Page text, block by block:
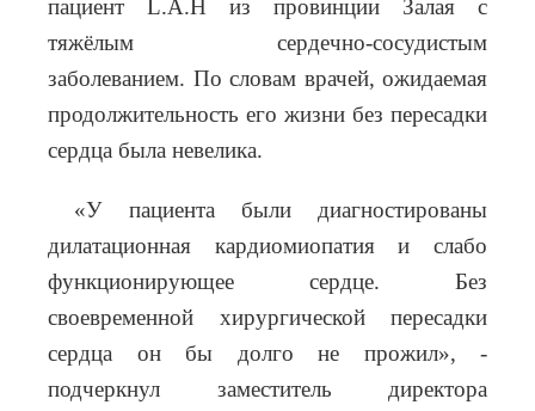
пациент L.A.H из провинции Залая с
тяжёлым сердечно-сосудистым
заболеванием. По словам врачей, ожидаемая
продолжительность его жизни без пересадки
сердца была невелика.
«У пациента были диагностированы
дилатационная кардиомиопатия и слабо
функционирующее сердце. Без
своевременной хирургической пересадки
сердца он бы долго не прожил», -
подчеркнул заместитель директора